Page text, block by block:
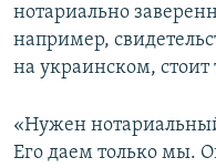
ELIFBE
УКРАИНСКАЯ ПРОБЛЕМА
нотариально
например,
на украинском, стоит
«Нужен
Его даем только мы.